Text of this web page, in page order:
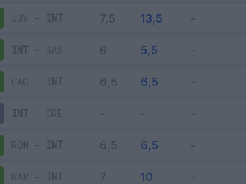
JUV - INT
INT - SAS
CAG - INT
INT - CRE
ROM - INT
NAP - INT